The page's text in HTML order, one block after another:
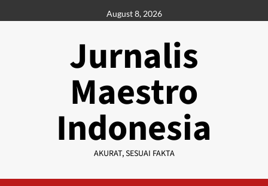
to
August 8, 2026
Jurnalis
Maestro
Indonesia
AKURAT, SESUAI FAKTA